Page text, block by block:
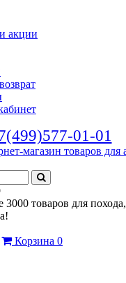
акции
01-01
3000 товаров для похода,
Корзина 0